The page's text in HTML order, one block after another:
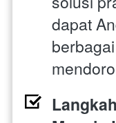
dapat